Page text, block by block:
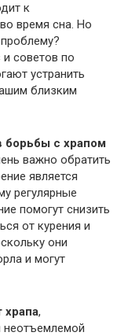
к
время сна. Но
советов по
устранить
близким
борьбы с храпом
важно обратить
является
регулярные
помогут снизить
от курения и
они
и могут
храпа,
неотъемлемой